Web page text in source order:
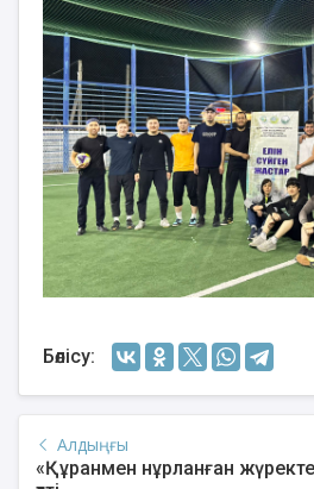
Бөлісу:
Алдыңғы
«Құранмен нұрланған